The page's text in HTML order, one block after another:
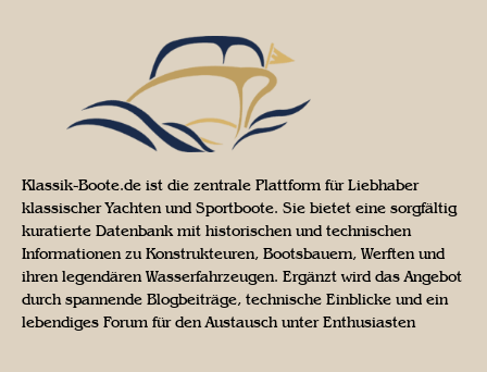
Klassik-Boote.de ist die zentrale Plattform für Liebhaber
klassischer Yachten und Sportboote. Sie bietet eine sorgfältig
kuratierte Datenbank mit historischen und technischen
Informationen zu Konstrukteuren, Bootsbauern, Werften und
ihren legendären Wasserfahrzeugen. Ergänzt wird das Angebot
durch spannende Blogbeiträge, technische Einblicke und ein
lebendiges Forum für den Austausch unter Enthusiasten